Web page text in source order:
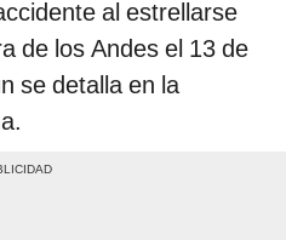
al estrellarse
de los Andes el 13 de
se detalla en la